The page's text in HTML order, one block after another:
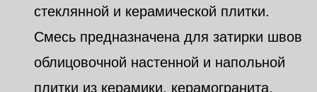
стеклянной и керамической плитки.
Смесь предназначена для затирки швов
облицовочной настенной и напольной
плитки из керамики, керамогранита,